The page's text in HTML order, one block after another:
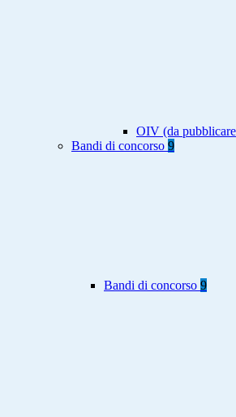
OIV (da
Bandi di concorso 9
Bandi di concorso 9